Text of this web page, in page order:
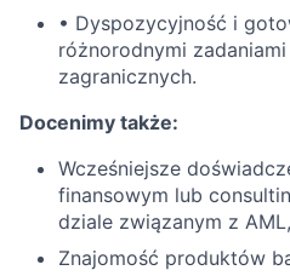
• Dyspozycyjność i
różnorodnymi
zagranicznych.
Docenimy także:
Wcześniejsze
finansowym lub
dziale związanym z
Znajomość produktów